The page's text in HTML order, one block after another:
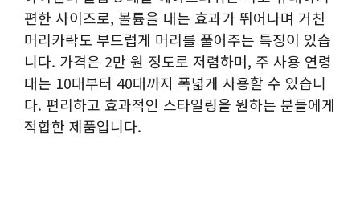
편한 사이즈로, 볼륨을 내는 효과가 뛰어나며 거친
머리카락도 부드럽게 머리를 풀어주는 특징이 있습
니다. 가격은 2만 원 정도로 저렴하며, 주 사용 연령
대는 10대부터 40대까지 폭넓게 사용할 수 있습니
다. 편리하고 효과적인 스타일링을 원하는 분들에게
적합한 제품입니다.